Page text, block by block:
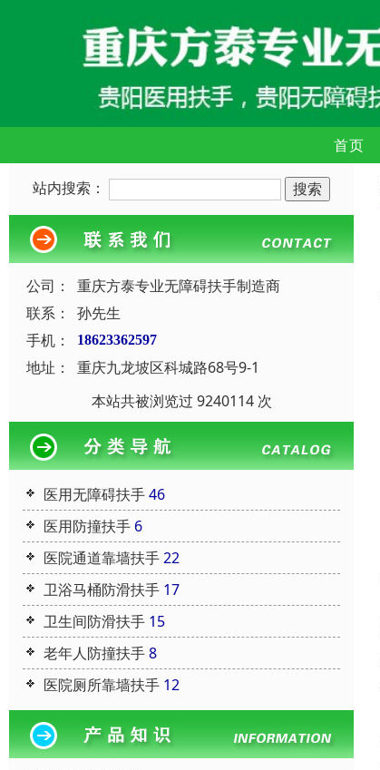
首页
站内搜索：
公司：
重庆方泰专业无障碍扶手制造商
联系：
孙先生
手机：
18623362597
地址：
重庆九龙坡区科城路68号9-1
本站共被浏览过 9240114 次
医用无障碍扶手46
医用防撞扶手 6
医院通道靠墙扶手22
卫浴马桶防滑扶手 17
卫生间防滑扶手 15
老年人防撞扶手8
医院厕所靠墙扶手 12